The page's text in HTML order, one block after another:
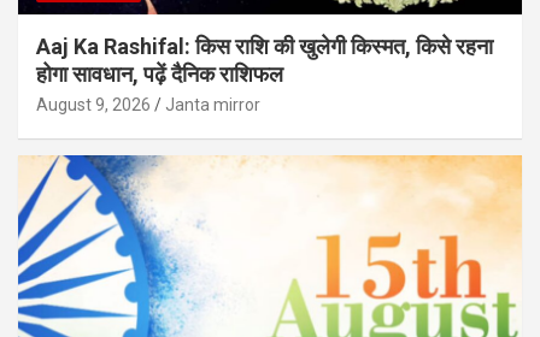
Aaj Ka Rashifal: किस राशि की खुलेगी किस्मत, किसे रहना
होगा सावधान, पढ़ें दैनिक राशिफल
August 9, 2026 Janta mirror